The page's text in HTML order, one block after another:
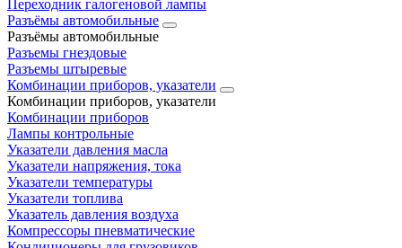
Переходник галогеновой лампы
Разъёмы автомобильные
Разъёмы автомобильные
Разъемы гнездовые
Разъемы штыревые
Комбинации приборов, указатели
Комбинации приборов, указатели
Комбинации приборов
Лампы контрольные
Указатели давления масла
Указатели напряжения, тока
Указатели температуры
Указатели топлива
Указатель давления воздуха
Компрессоры пневматические